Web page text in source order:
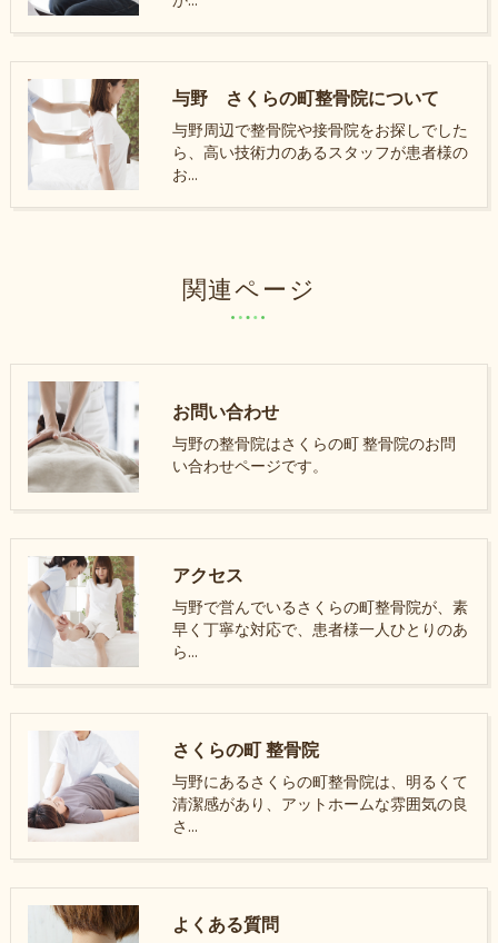
与野 さくらの町整骨院について
与野周辺で整骨院や接骨院をお探しでした
ら、高い技術力のあるスタッフが患者様の
お…
関連ページ
お問い合わせ
与野の整骨院はさくらの町 整骨院のお問
い合わせページです。
アクセス
与野で営んでいるさくらの町整骨院が、素
早く丁寧な対応で、患者様一人ひとりのあ
ら…
さくらの町 整骨院
与野にあるさくらの町整骨院は、明るくて
清潔感があり、アットホームな雰囲気の良
さ…
よくある質問